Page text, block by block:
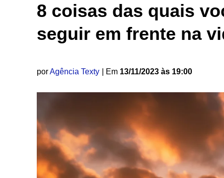
8 coisas das quais
seguir em frente na
porAgência Texty | Em 13/11/2023 às 19:00